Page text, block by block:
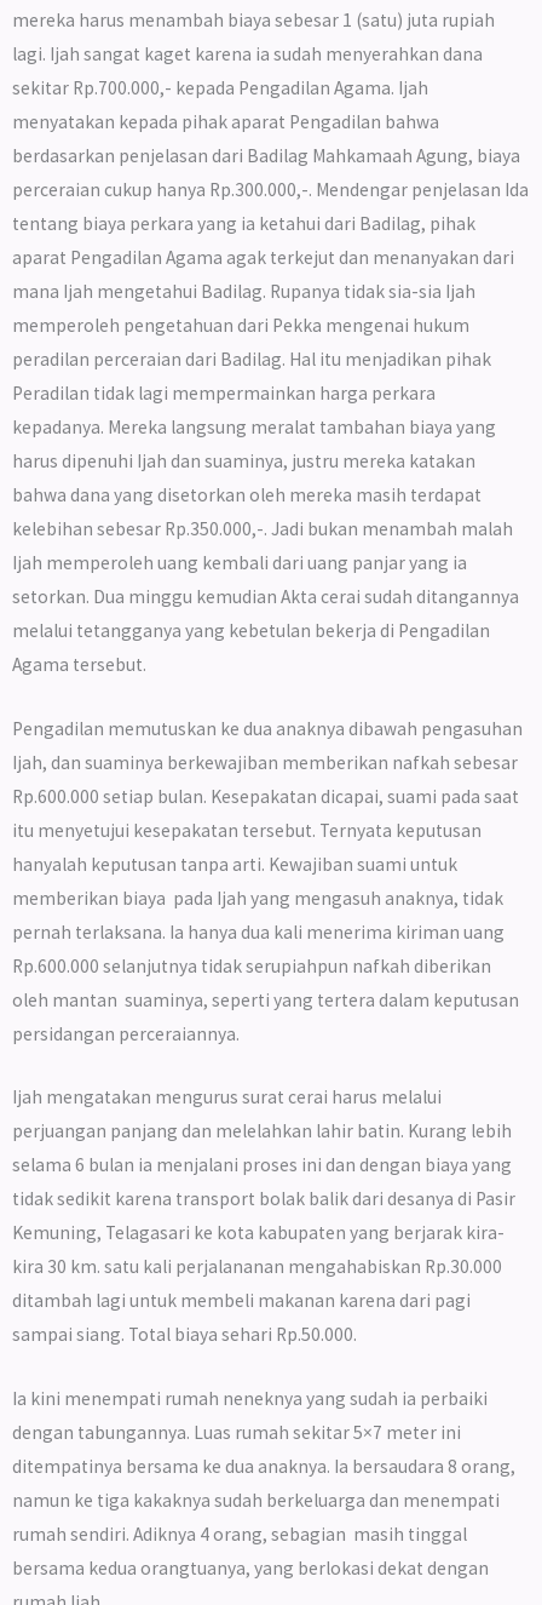
mereka harus menambah biaya sebesar 1 (satu) juta rupiah
lagi. Ijah sangat kaget karena ia sudah menyerahkan dana
sekitar Rp.700.000,- kepada Pengadilan Agama. Ijah
menyatakan kepada pihak aparat Pengadilan bahwa
berdasarkan penjelasan dari Badilag Mahkamaah Agung, biaya
perceraian cukup hanya Rp.300.000,-. Mendengar penjelasan Ida
tentang biaya perkara yang ia ketahui dari Badilag, pihak
aparat Pengadilan Agama agak terkejut dan menanyakan dari
mana Ijah mengetahui Badilag. Rupanya tidak sia-sia Ijah
memperoleh pengetahuan dari Pekka mengenai hukum
peradilan perceraian dari Badilag. Hal itu menjadikan pihak
Peradilan tidak lagi mempermainkan harga perkara
kepadanya. Mereka langsung meralat tambahan biaya yang
harus dipenuhi Ijah dan suaminya, justru mereka katakan
bahwa dana yang disetorkan oleh mereka masih terdapat
kelebihan sebesar Rp.350.000,-. Jadi bukan menambah malah
Ijah memperoleh uang kembali dari uang panjar yang ia
setorkan. Dua minggu kemudian Akta cerai sudah ditangannya
melalui tetangganya yang kebetulan bekerja di Pengadilan
Agama tersebut.
Pengadilan memutuskan ke dua anaknya dibawah pengasuhan
Ijah, dan suaminya berkewajiban memberikan nafkah sebesar
Rp.600.000 setiap bulan. Kesepakatan dicapai, suami pada saat
itu menyetujui kesepakatan tersebut. Ternyata keputusan
hanyalah keputusan tanpa arti. Kewajiban suami untuk
memberikan biaya pada Ijah yang mengasuh anaknya, tidak
pernah terlaksana. Ia hanya dua kali menerima kiriman uang
Rp.600.000 selanjutnya tidak serupiahpun nafkah diberikan
oleh mantan suaminya, seperti yang tertera dalam keputusan
persidangan perceraiannya.
Ijah mengatakan mengurus surat cerai harus melalui
perjuangan panjang dan melelahkan lahir batin. Kurang lebih
selama 6 bulan ia menjalani proses ini dan dengan biaya yang
tidak sedikit karena transport bolak balik dari desanya di Pasir
Kemuning, Telagasari ke kota kabupaten yang berjarak kira-
kira 30 km. satu kali perjalananan mengahabiskan Rp.30.000
ditambah lagi untuk membeli makanan karena dari pagi
sampai siang. Total biaya sehari Rp.50.000.
Ia kini menempati rumah neneknya yang sudah ia perbaiki
dengan tabungannya. Luas rumah sekitar 5×7 meter ini
ditempatinya bersama ke dua anaknya. Ia bersaudara 8 orang,
namun ke tiga kakaknya sudah berkeluarga dan menempati
rumah sendiri. Adiknya 4 orang, sebagian masih tinggal
bersama kedua orangtuanya, yang berlokasi dekat dengan